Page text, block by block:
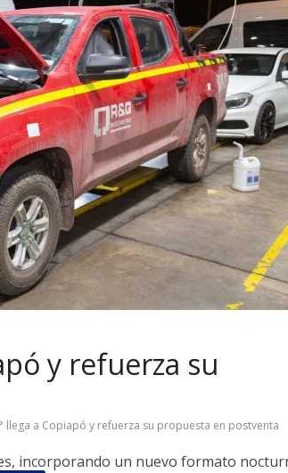
y refuerza su
llega a Copiapó y refuerza su propuesta en postventa
incorporando un nuevo formato